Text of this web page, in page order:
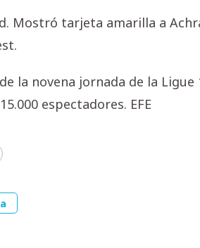
Mostró tarjeta amarilla a
la novena jornada de la
espectadores. EFE